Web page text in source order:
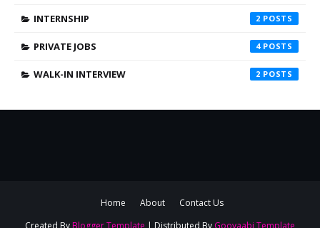
INTERNSHIP 2
PRIVATE JOBS 4
WALK-IN INTERVIEW 2
Home About
Contact Us
Created By Blogger Template | Distributed By Gooyaabi Template